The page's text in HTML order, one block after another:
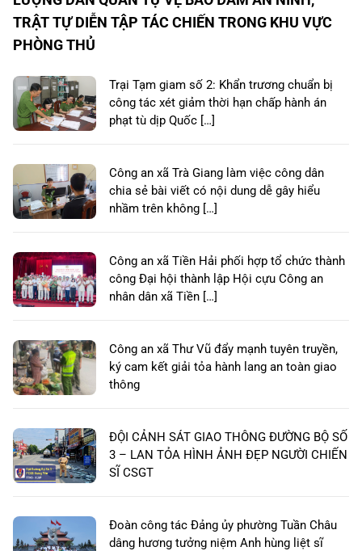
TRẬT TỰ DIỄN TẬP TÁC CHIẾN TRONG KHU VỰC
PHÒNG THỦ
Trại Tạm giam số 2: Khẩn trương chuẩn bị
công tác xét giảm thời hạn chấp hành án
phạt tù dịp Quốc […]
Công an xã Trà Giang làm việc công dân
chia sẻ bài viết có nội dung dễ gây hiểu
nhầm trên không […]
Công an xã Tiền Hải phối hợp tổ chức thành
công Đại hội thành lập Hội cựu Công an
nhân dân xã Tiền […]
Công an xã Thư Vũ đẩy mạnh tuyên truyền,
ký cam kết giải tỏa hành lang an toàn giao
thông
ĐỘI CẢNH SÁT GIAO THÔNG ĐƯỜNG BỘ SỐ
3 – LAN TỎA HÌNH ẢNH ĐẸP NGƯỜI CHIẾN
SĨ CSGT
Đoàn công tác Đảng ủy phường Tuần Châu
dâng hương tưởng niệm Anh hùng liệt sĩ